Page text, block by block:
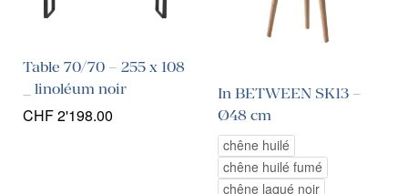
Table 70/70 – 255 x 108
_ linoléum noir
CHF2'198.00
In BETWEEN SK13 –
Ø48 cm
chêne huilé
chêne huilé fumé
chêne laqué noir